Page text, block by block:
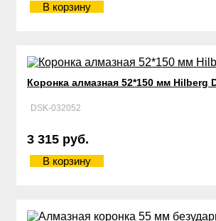
В корзину
Коронка алмазная 52*150 мм Hilberg
DSK-032052
3 315 руб.
В корзину